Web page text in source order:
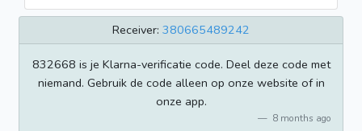
Receiver: 380665489242
832668 is je Klarna-verificatie code. Deel deze code met
niemand. Gebruik de code alleen op onze website of in
onze app.
8 months ago